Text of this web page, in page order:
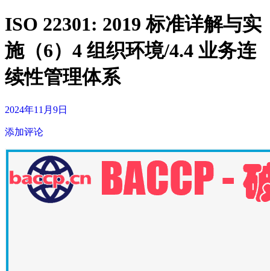
ISO 22301: 2019 标准详解与实
施（6）4 组织环境/4.4 业务连
续性管理体系
2024年11月9日
添加评论